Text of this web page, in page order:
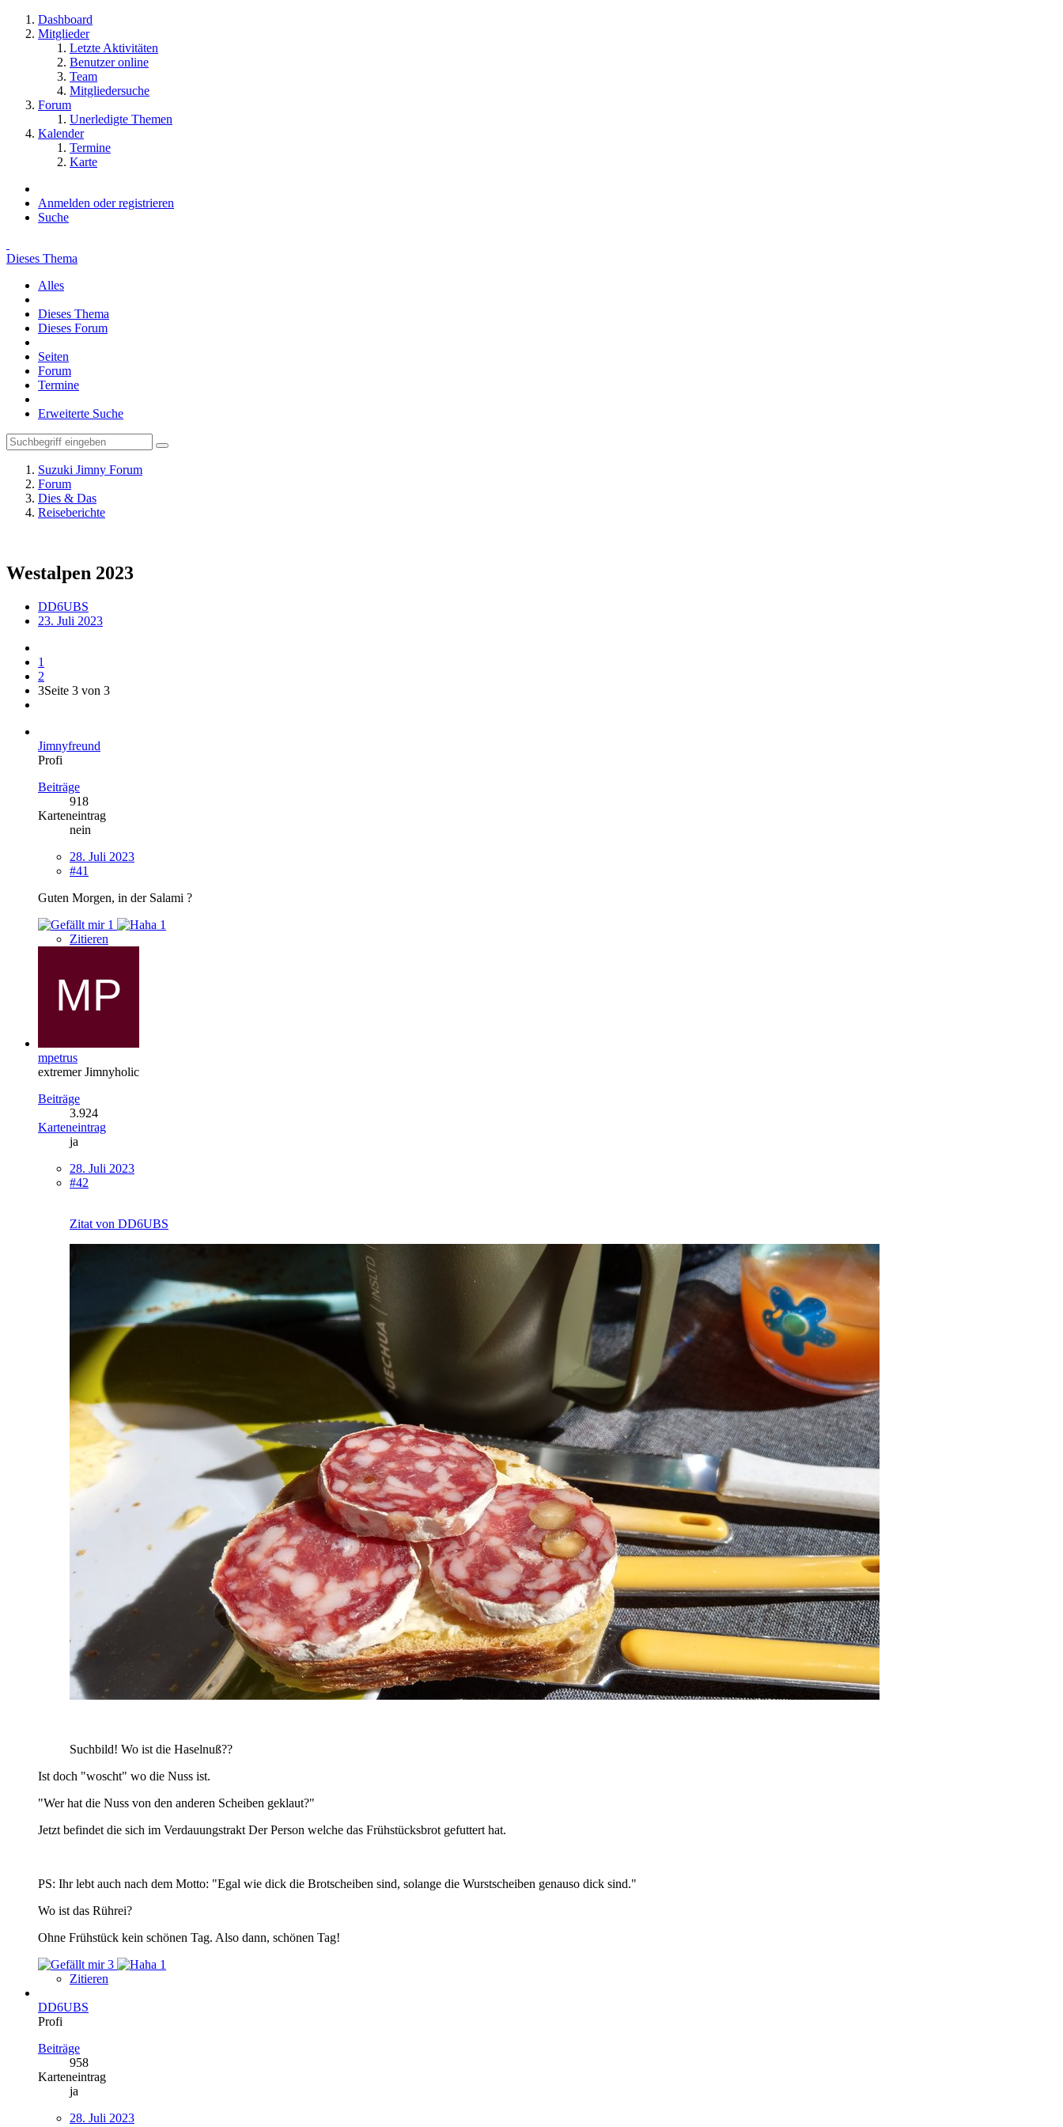
Dashboard
Mitglieder
Letzte Aktivitäten
Benutzer online
Team
Mitgliedersuche
Forum
Unerledigte Themen
Kalender
Termine
Karte
Anmelden oder registrieren
Suche
Dieses Thema
Alles
Dieses Thema
Dieses Forum
Seiten
Forum
Termine
Erweiterte Suche
Suzuki Jimny Forum
Forum
Dies & Das
Reiseberichte
Westalpen 2023
DD6UBS
23. Juli 2023
1
2
3Seite 3 von 3
Jimnyfreund
Profi
Beiträge
918
Karteneintrag
nein
28. Juli 2023
#41
Guten Morgen, in der Salami ?
1
1
Zitieren
mpetrus
extremer Jimnyholic
Beiträge
3.924
Karteneintrag
ja
28. Juli 2023
#42
Zitat von DD6UBS
Suchbild! Wo ist die Haselnuß??
Ist doch "woscht" wo die Nuss ist.
"Wer hat die Nuss von den anderen Scheiben geklaut?"
Jetzt befindet die sich im Verdauungstrakt Der Person welche das Frühstücksbrot gefuttert hat.
PS: Ihr lebt auch nach dem Motto: "Egal wie dick die Brotscheiben sind, solange die Wurstscheiben genauso dick sind."
Wo ist das Rührei?
Ohne Frühstück kein schönen Tag. Also dann, schönen Tag!
3
1
Zitieren
DD6UBS
Profi
Beiträge
958
Karteneintrag
ja
28. Juli 2023